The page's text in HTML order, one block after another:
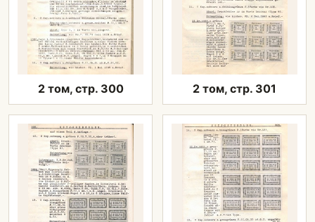
2 том, стр. 300 2 том, стр. 301